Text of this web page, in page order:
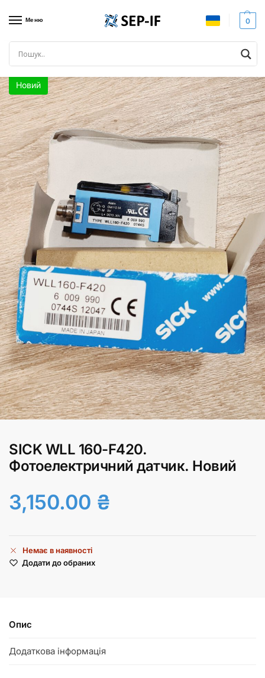
Меню 0
Головна SICK WLL 160-F420. Фотоелектричний датчик. Новий
Новий
SICK WLL 160-F420.
Фотоелектричний датчик. Новий
3,150.00 ₴
Немає в наявності
Додати до обраних
Опис
Додаткова інформація